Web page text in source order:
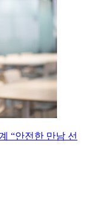
“안전한 만남 선